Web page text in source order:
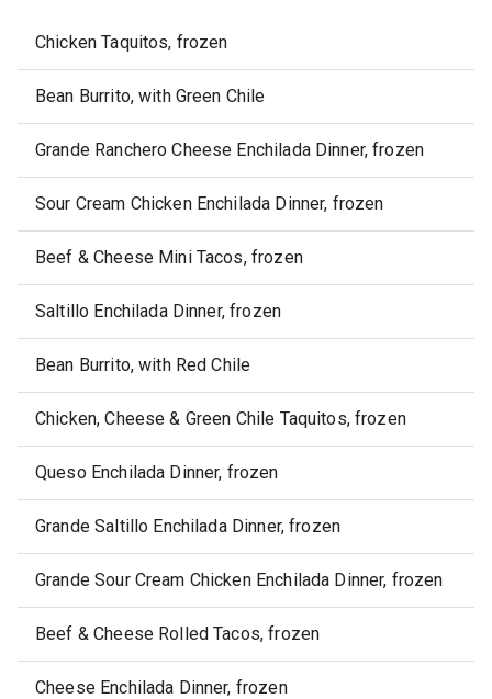
Chicken Taquitos, frozen
Bean Burrito, with Green Chile
Grande Ranchero Cheese Enchilada Dinner, frozen
Sour Cream Chicken Enchilada Dinner, frozen
Beef & Cheese Mini Tacos, frozen
Saltillo Enchilada Dinner, frozen
Bean Burrito, with Red Chile
Chicken, Cheese & Green Chile Taquitos, frozen
Queso Enchilada Dinner, frozen
Grande Saltillo Enchilada Dinner, frozen
Grande Sour Cream Chicken Enchilada Dinner, frozen
Beef & Cheese Rolled Tacos, frozen
Cheese Enchilada Dinner, frozen